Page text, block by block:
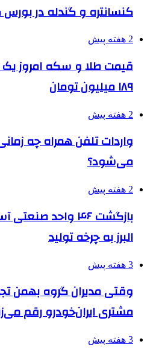
کنسانتره و گندله در بورس
2 هفته پیش
قیمت طلا و سکه امروز یک
۱۸۹ میلیون تومان
2 هفته پیش
واردات تلفن همراه چه
می‌شود؟
2 هفته پیش
بازگشت ۴۶ واحد
البرز به چرخه تولید
3 هفته پیش
وقتی مدیران گروه بهمن
مشتری ایران‌خودرو رقم
3 هفته پیش